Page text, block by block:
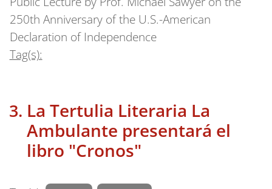
250th Anniversary of the U.S.-American
Declaration of Independence
Tag(s):
La Tertulia Literaria La
Ambulante presentará el
libro "Cronos"